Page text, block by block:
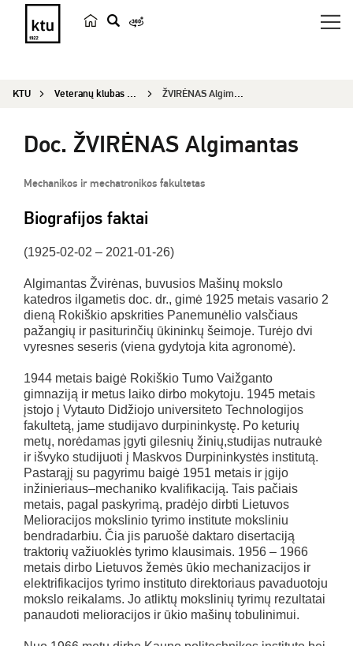
e
k
a
KTU Veteranų klubas „Emeritus“ ŽVIRĖNAS Algimantas
Doc. ŽVIRĖNAS Algimantas
Mechanikos ir mechatronikos fakultetas
Biografijos faktai
(1925-02-02 – 2021-01-26)
Algimantas Žvirėnas, buvusios Mašinų mokslo
katedros ilgametis doc. dr., gimė 1925 metais vasario 2
dieną Rokiškio apskrities Panemunėlio valsčiaus
pažangių ir pasiturinčių ūkininkų šeimoje. Turėjo dvi
vyresnes seseris (viena gydytoja kita agronomė).
1944 metais baigė Rokiškio Tumo Vaižganto
gimnaziją ir metus laiko dirbo mokytoju. 1945 metais
įstojo į Vytauto Didžiojo universiteto Technologijos
fakultetą, jame studijavo durpininkystę. Po keturių
metų, norėdamas įgyti gilesnių žinių,studijas nutraukė
ir išvyko studijuoti į Maskvos Durpininkystės institutą.
Pastarąjį su pagyrimu baigė 1951 metais ir įgijo
inžinieriaus–mechaniko kvalifikaciją. Tais pačiais
metais, pagal paskyrimą, pradėjo dirbti Lietuvos
Melioracijos mokslinio tyrimo institute moksliniu
bendradarbiu. Čia jis paruošė daktaro disertaciją
traktorių važiuoklės tyrimo klausimais. 1956 – 1966
metais dirbo Lietuvos žemės ūkio mechanizacijos ir
elektrifikacijos tyrimo instituto direktoriaus pavaduotoju
mokslo reikalams. Jo atliktų mokslinių tyrimų rezultatai
panaudoti melioracijos ir ūkio mašinų tobulinimui.